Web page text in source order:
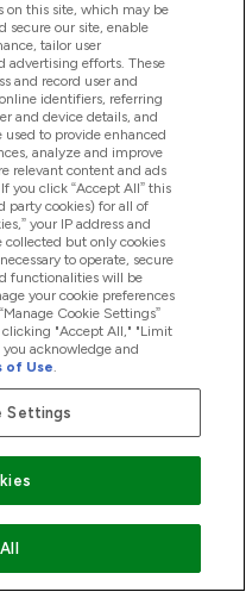
implications.
Capsaicin, a double-
and
sciences, 56(22),
L. C., & Liu, S.
vitamin D and the
adults. Diabetes care,
hydration can be
in nutrition, 3,
diabetes: the role of
journal of
effects of green tea on
a meta-analysis.
on this site, which may be
secure our site, enable
tailor user
advertising efforts. These
and record user and
identifiers, referring
and device details, and
to provide enhanced
analyze and improve
relevant content and ads
you click “Accept All” this
party cookies) for all of
your IP address and
but only cookies
to operate, secure
functionalities will be
your cookie preferences
Cookie Settings”
"Accept All," "Limit
acknowledge and
of Use.
Settings